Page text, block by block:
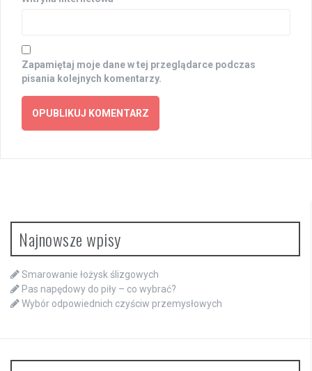
Zapamiętaj moje dane w tej przeglądarce podczas
pisania kolejnych komentarzy.
Najnowsze wpisy
Smarowanie łożysk ślizgowych
Pas napędowy do piły – co wybrać?
Wybór odpowiednich czyściw przemysłowych